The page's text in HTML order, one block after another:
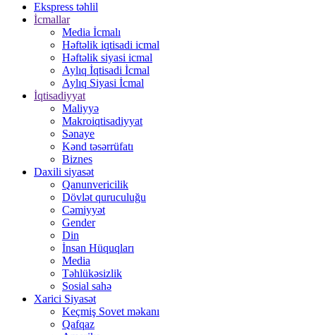
Ekspress təhlil
İcmallar
Media İcmalı
Həftəlik iqtisadi icmal
Həftəlik siyasi icmal
Aylıq İqtisadi İcmal
Aylıq Siyasi İcmal
İqtisadiyyat
Maliyyə
Makroiqtisadiyyat
Sənaye
Kənd təsərrüfatı
Biznes
Daxili siyasət
Qanunvericilik
Dövlət quruculuğu
Cəmiyyət
Gender
Din
İnsan Hüquqları
Media
Təhlükəsizlik
Sosial sahə
Xarici Siyasət
Keçmiş Sovet məkanı
Qafqaz